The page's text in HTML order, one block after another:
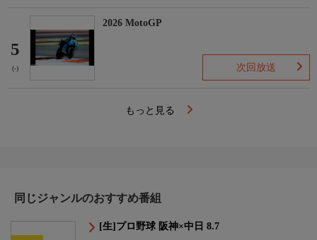
5
(-)
2026 MotoGP
次回放送
もっと見る
同じジャンルのおすすめ番組
[生]プロ野球 阪神×中日 8.7